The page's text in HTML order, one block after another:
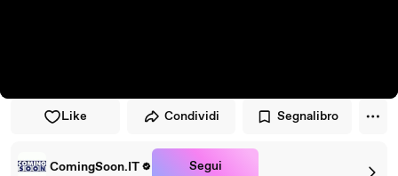
Like Condividi Segnalibro
ComingSoon.IT Segui